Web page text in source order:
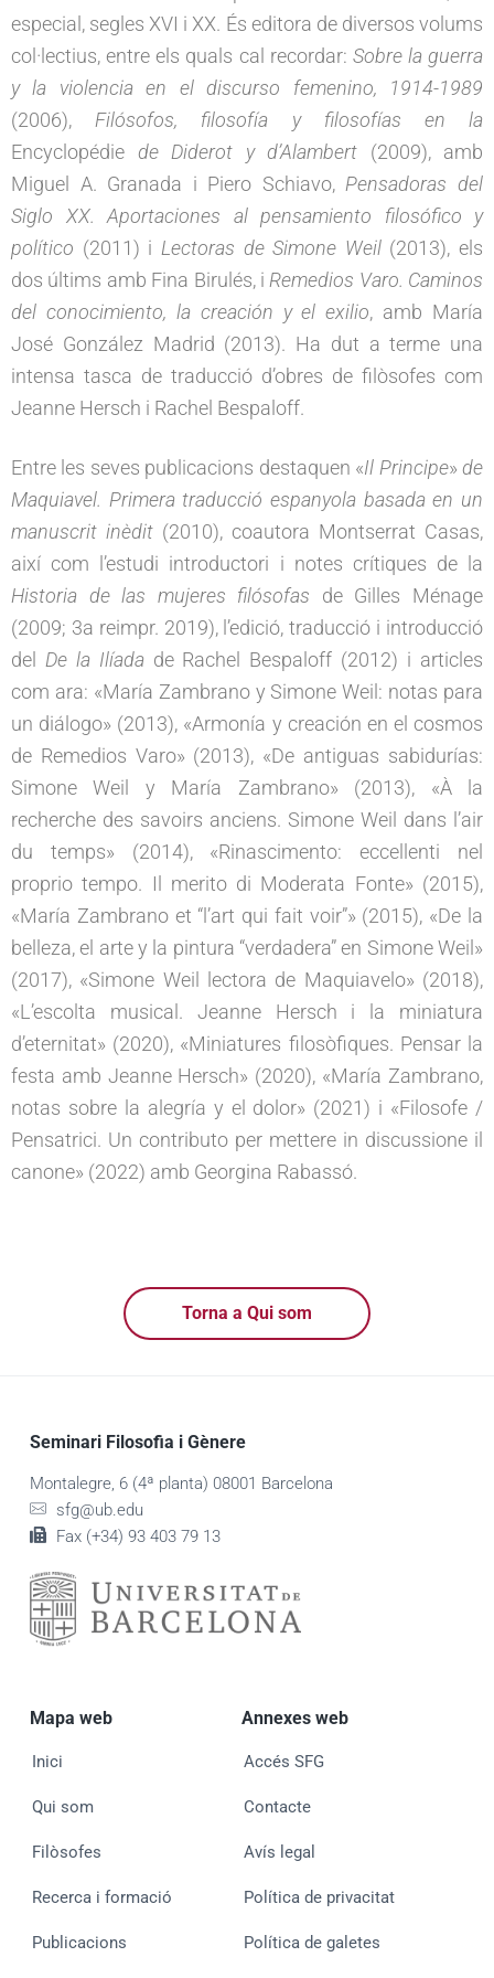
especial, segles XVI i XX. És editora de diversos volums
col·lectius, entre els quals cal recordar: Sobre la guerra
y la violencia en el discurso femenino, 1914-1989
(2006), Filósofos, filosofía y filosofías en la
Encyclopédie de Diderot y d’Alambert (2009), amb
Miguel A. Granada i Piero Schiavo, Pensadoras del
Siglo XX. Aportaciones al pensamiento filosófico y
político (2011) i Lectoras de Simone Weil(2013), els
dos últims amb Fina Birulés, i Remedios Varo. Caminos
del conocimiento, la creación y el exilio, amb María
José González Madrid (2013). Ha dut a terme una
intensa tasca de traducció d’obres de filòsofes com
Jeanne Hersch i Rachel Bespaloff.
Entre les seves publicacions destaquen «Il Principe»de
Maquiavel. Primera traducció espanyola basada en un
manuscrit inèdit (2010), coautora Montserrat Casas,
així com l’estudi introductori i notes crítiques de la
Historia de las mujeres filósofas de Gilles Ménage
(2009; 3a reimpr. 2019), l’edició, traducció i introducció
del De la Ilíada de Rachel Bespaloff (2012) i articles
com ara: «María Zambrano y Simone Weil: notas para
un diálogo» (2013), «Armonía y creación en el cosmos
de Remedios Varo» (2013), «De antiguas sabidurías:
Simone Weil y María Zambrano» (2013), «À la
recherche des savoirs anciens. Simone Weil dans l’air
du temps» (2014), «Rinascimento: eccellenti nel
proprio tempo. Il merito di Moderata Fonte» (2015),
«María Zambrano et “l’art qui fait voir”» (2015), «De la
belleza, el arte y la pintura “verdadera” en Simone Weil»
(2017), «Simone Weil lectora de Maquiavelo» (2018),
«L’escolta musical. Jeanne Hersch i la miniatura
d’eternitat» (2020), «Miniatures filosòfiques. Pensar la
festa amb Jeanne Hersch» (2020), «María Zambrano,
notas sobre la alegría y el dolor» (2021) i «Filosofe /
Pensatrici. Un contributo per mettere in discussione il
canone» (2022) amb Georgina Rabassó.
Torna a Qui som
Seminari Filosofia i Gènere
Montalegre, 6 (4ª planta) 08001 Barcelona
sfg@ub.edu
Fax (+34) 93 403 79 13
Mapa web
Inici
Qui som
Filòsofes
Recerca i formació
Publicacions
Annexes web
Accés SFG
Contacte
Avís legal
Política de privacitat
Política de galetes